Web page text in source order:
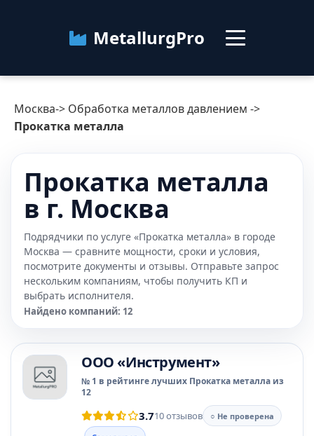
MetallurgPro
Москва
О сервисе Контакты
Москва-> Обработка металлов давлением ->
Прокатка металла
Прокатка металла
в г. Москва
Подрядчики по услуге «Прокатка металла» в городе
Москва — сравните мощности, сроки и условия,
посмотрите документы и отзывы. Отправьте запрос
нескольким компаниям, чтобы получить КП и
выбрать исполнителя.
Найдено компаний: 12
OOO «Инструмент»
№ 1 в рейтинге лучших Прокатка металла из
12
3.710 отзывов
○ Не проверена